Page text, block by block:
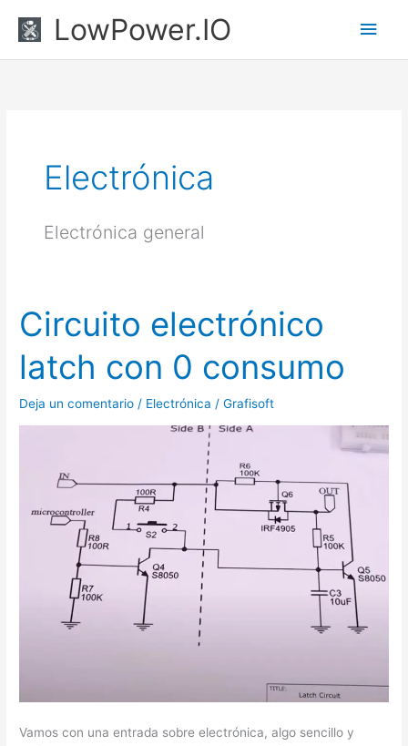
LowPower.IO
Electrónica
Electrónica general
Circuito electrónico
latch con 0 consumo
Deja un comentario / Electrónica /Grafisoft
Vamos con una entrada sobre electrónica, algo sencillo y
Circuito
electrónico
latch
con
0
consumo